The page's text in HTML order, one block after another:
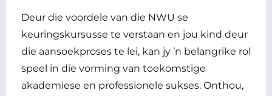
Deur die voordele van die NWU se
keuringskursusse te verstaan en jou kind deur
die aansoekproses te lei, kan jy ’n belangrike rol
speel in die vorming van toekomstige
akademiese en professionele sukses. Onthou,